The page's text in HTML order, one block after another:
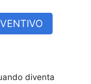
diventa